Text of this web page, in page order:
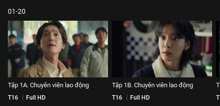
01-20
Tập 1A. Chuyên viên lao động
T16 Full HD
Tập 1B. Chuyên viên lao động
T16 Full HD